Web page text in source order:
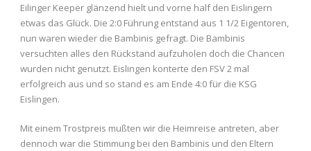
Eilinger Keeper glänzend hielt und vorne half den Eislingern
etwas das Glück. Die 2:0 Führung entstand aus 1 1/2 Eigentoren,
nun waren wieder die Bambinis gefragt. Die Bambinis
versuchten alles den Rückstand aufzuholen doch die Chancen
wurden nicht genutzt. Eislingen konterte den FSV 2 mal
erfolgreich aus und so stand es am Ende 4:0 für die KSG
Eislingen.
Mit einem Trostpreis mußten wir die Heimreise antreten, aber
dennoch war die Stimmung bei den Bambinis und den Eltern